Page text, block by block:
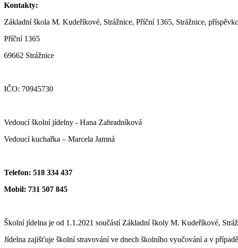
Kontakty:
Základní škola M. Kudeříkové, Strážnice, Příční 1365, Strážnice,
Příční 1365
69662 Strážnice
IČO: 70945730
Vedoucí školní jídelny - Hana Zahradníková
Vedoucí kuchařka – Marcela Jamná
Telefon: 518 334 437
Mobil: 731 507 845
Školní jídelna je od 1.1.2021 součástí Základní školy M. Kudeříkové,
Jídelna zajišťuje školní stravování ve dnech školního vyučování a v